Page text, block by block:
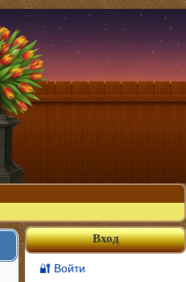
Вход
🔐 Войти